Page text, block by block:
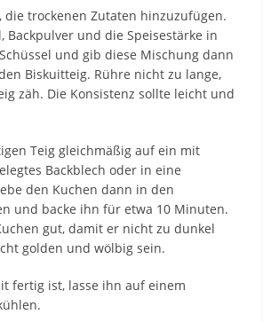
die trockenen Zutaten hinzuzufügen.
Backpulver und die Speisestärke in
und gib diese Mischung dann
Biskuitteig. Rühre nicht zu lange,
zäh. Die Konsistenz sollte leicht und
Teig gleichmäßig auf ein mit
Backblech oder in eine
den Kuchen dann in den
und backe ihn für etwa 10 Minuten.
gut, damit er nicht zu dunkel
golden und wölbig sein.
fertig ist, lasse ihn auf einem